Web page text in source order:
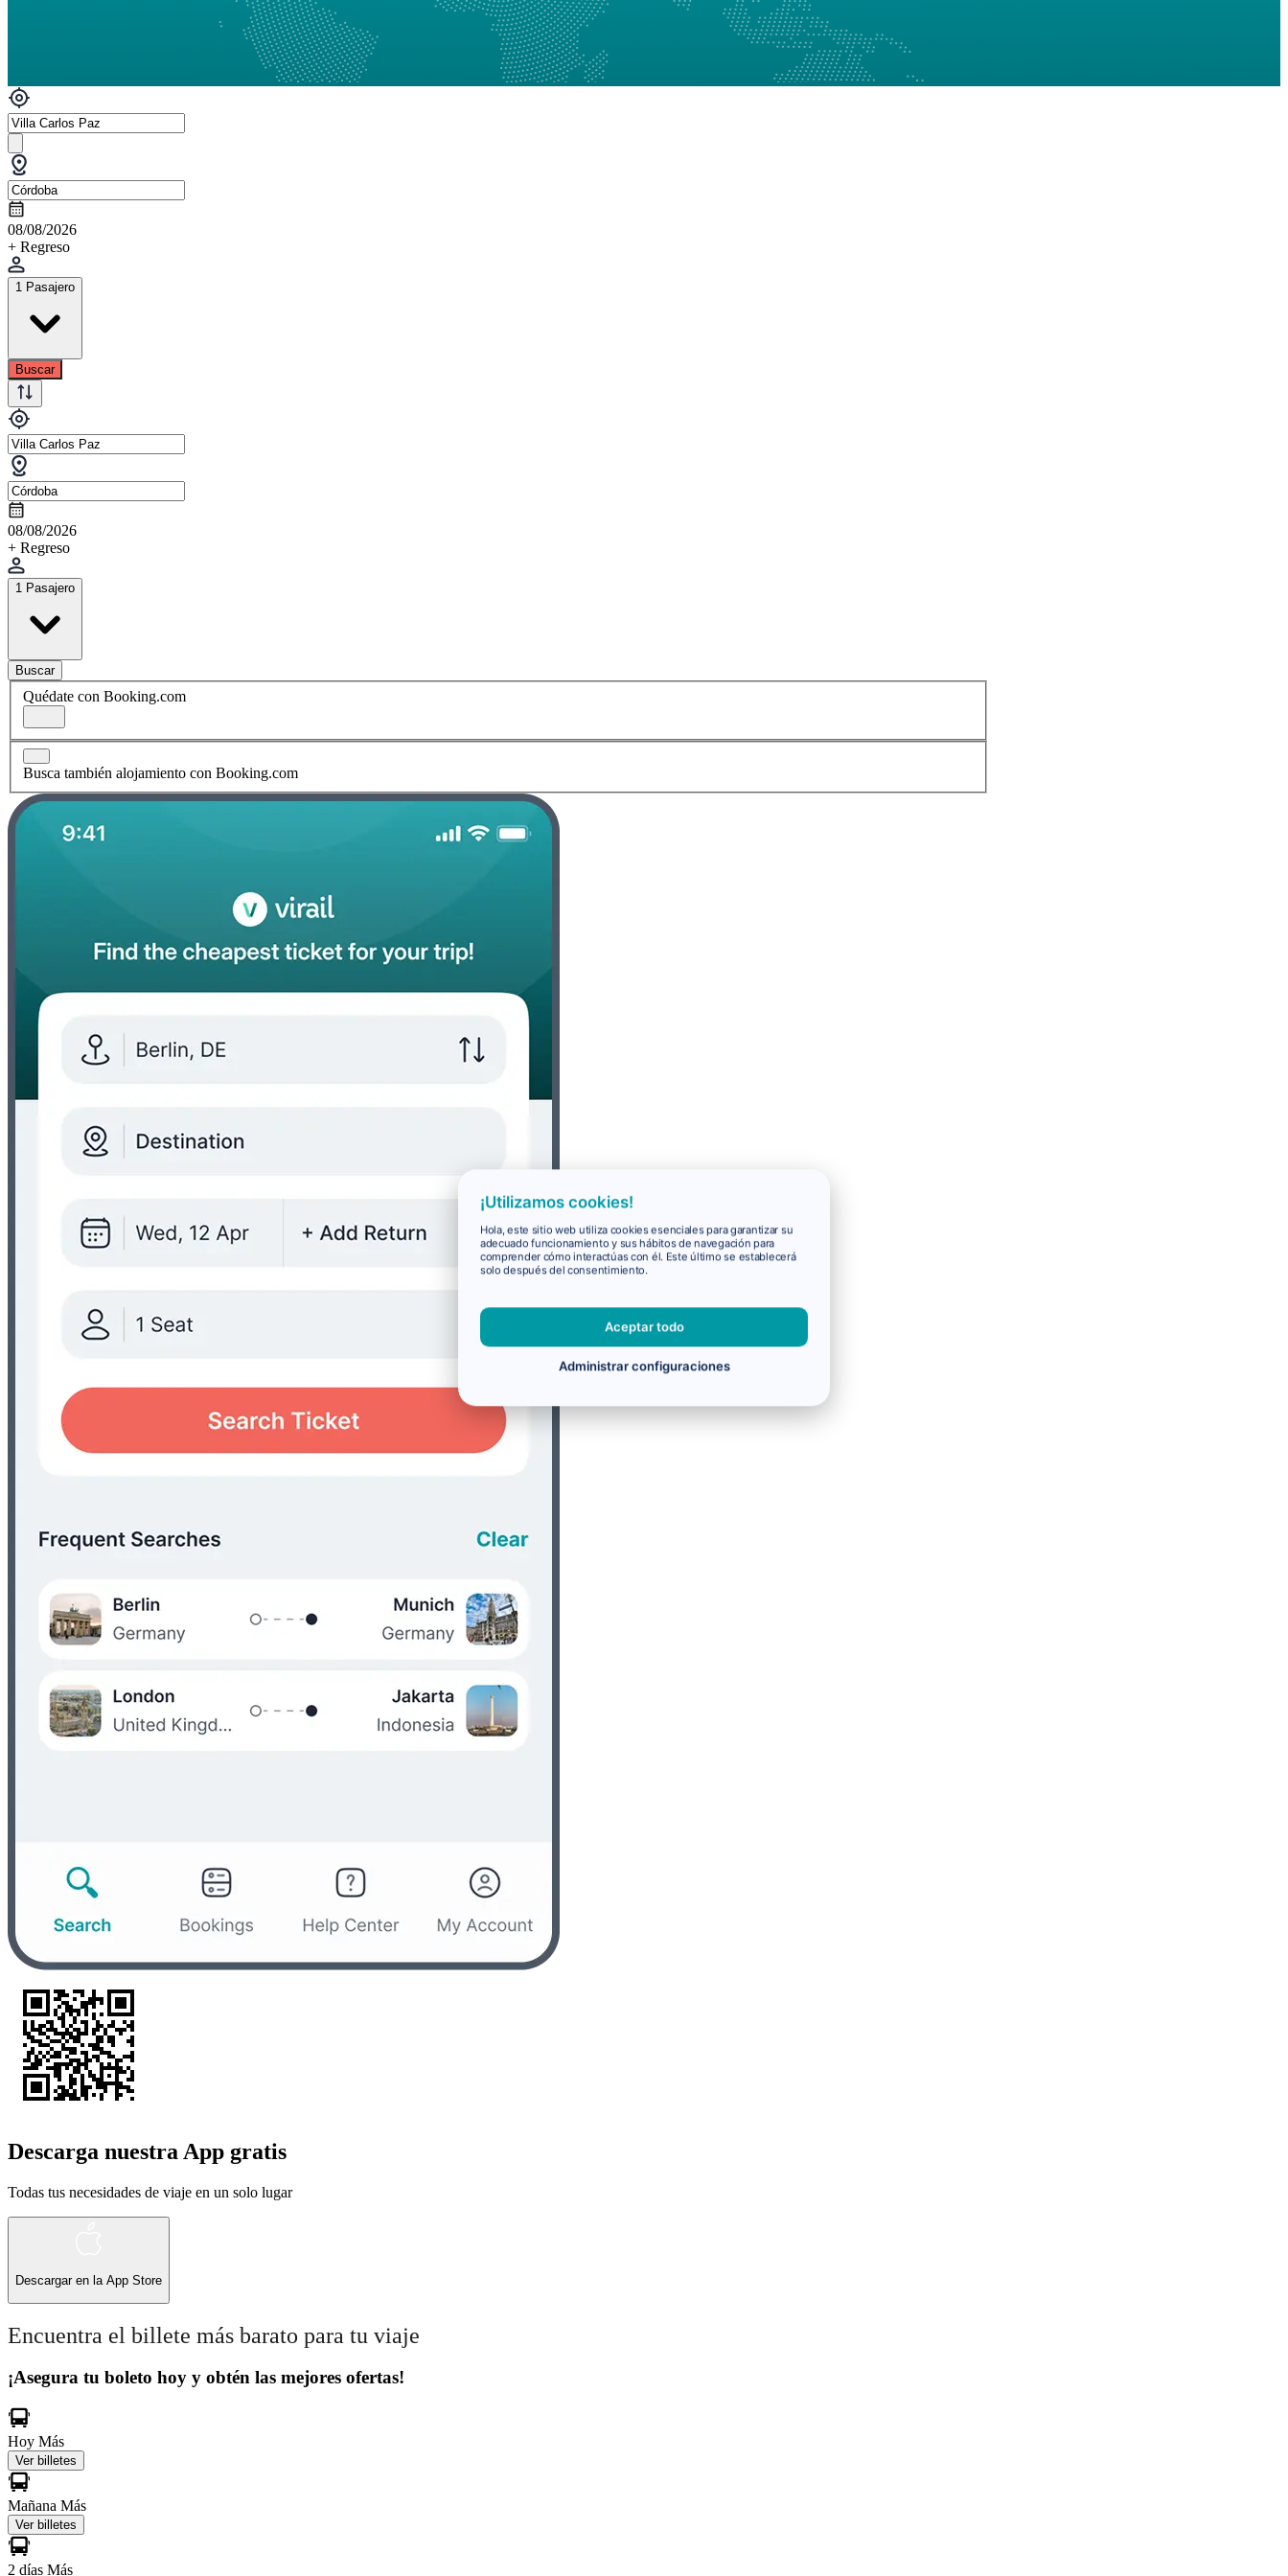
08/08/2026
+ Regreso
1 Pasajero
Buscar
08/08/2026
+ Regreso
1 Pasajero
Buscar
Quédate con Booking.com
Busca también alojamiento con Booking.com
Descarga nuestra App gratis
Todas tus necesidades de viaje en un solo lugar
Descargar en la App Store
Encuentra el billete más barato para tu viaje
¡Asegura tu boleto hoy y obtén las mejores ofertas!
Hoy Más
Ver billetes
Mañana Más
Ver billetes
2 días Más
¡Utilizamos cookies!
Hola, este sitio web utiliza cookies esenciales para garantizar su
adecuado funcionamiento y sus hábitos de navegación para
comprender cómo interactúas con él. Este último se establecerá
solo después del consentimiento.
Aceptar todo
Administrar configuraciones